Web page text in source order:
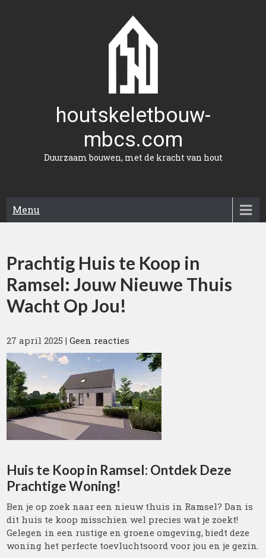
houtskeletbouw-
mbcs.com
Duurzaam bouwen, met de kracht van hout
Menu
Prachtig Huis te Koop in
Ramsel: Jouw Nieuwe Thuis
Wacht Op Jou!
27 april 2025 |Geen reacties
Huis te Koop in Ramsel: Ontdek Deze
Prachtige Woning!
Ben je op zoek naar een nieuw thuis in Ramsel? Dan is
dit huis te koop misschien wel precies wat je zoekt!
Gelegen in een rustige en groene omgeving, biedt deze
woning het perfecte toevluchtsoord voor jou en je gezin.